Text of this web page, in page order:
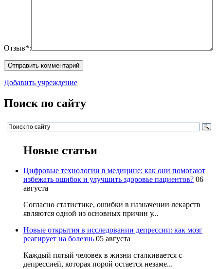
Отзыв*:
Добавить учреждение
Поиск по сайту
Новые статьи
Цифровые технологии в медицине: как они помогают
избежать ошибок и улучшить здоровье пациентов? 06
августа
Согласно статистике, ошибки в назначении лекарств
являются одной из основных причин у...
Новые открытия в исследовании депрессии: как мозг
реагирует на болезнь 05 августа
Каждый пятый человек в жизни сталкивается с
депрессией, которая порой остается незаме...